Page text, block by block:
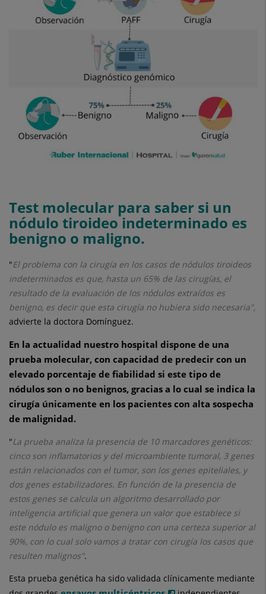
Test molecular para saber si un
nódulo tiroideo indeterminado es
benigno o maligno.
"El problema con la cirugía en los casos de nódulos tiroideos
indeterminados es que, hasta un 65% de las cirugías, el
resultado de la evaluación de los nódulos extraídos es
benigno, es decir que esta cirugía no hubiera sido necesaria",
advierte la doctora Domínguez.
En la actualidad nuestro hospital dispone de una
prueba molecular, con capacidad de predecir con un
elevado porcentaje de fiabilidad si este tipo de
nódulos son o no benignos, gracias a lo cual se indica la
cirugía únicamente en los pacientes con alta sospecha
de malignidad.
"La prueba analiza la presencia de 10 marcadores genéticos:
cinco son inflamatorios y del microambiente tumoral, 3 genes
están relacionados con el tumor, son los genes epiteliales, y
dos genes estabilizadores. En función de la presencia de
estos genes se calcula un algoritmo desarrollado por
inteligencia artificial que genera un valor que establece si
este nódulo es maligno o benigno con una certeza superior al
90%, con lo cual solo vamos a tratar con cirugía los casos que
resulten malignos".
Esta prueba genética ha sido validada clínicamente mediante